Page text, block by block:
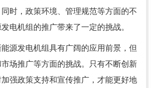
时，政策环境、管理规范等方面的不
电机组的推广带来了一定的挑战。
源发电机组具有广阔的应用前景，但
场推广等方面的挑战。只有不断创新
强政策支持和宣传推广，才能更好地